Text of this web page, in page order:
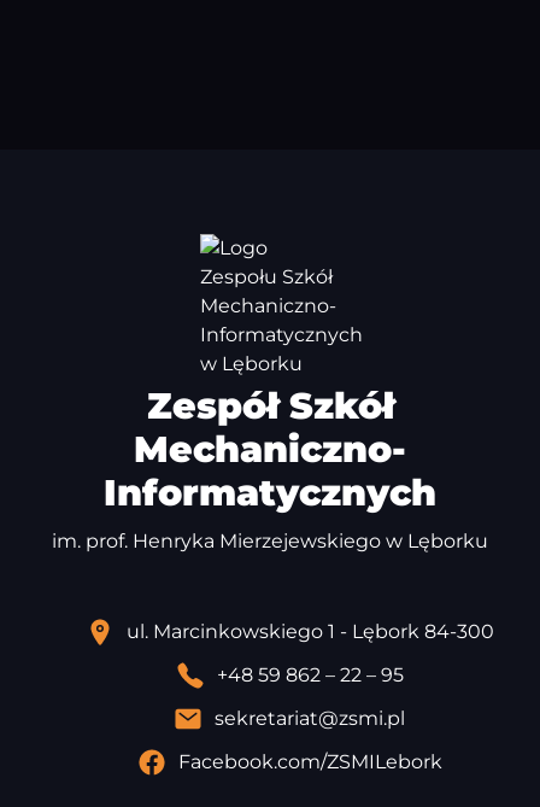
Zespół Szkół
Mechaniczno-
Informatycznych
im. prof. Henryka Mierzejewskiego w Lęborku
ul. Marcinkowskiego 1 - Lębork 84-300
+48 59 862 – 22 – 95
sekretariat@zsmi.pl
Facebook.com/ZSMILebork